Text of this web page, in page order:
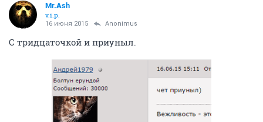
Mr.Ash
v.i.p.
16 июня 2015 Anоnimus
С тридцаточкой и приуныл.